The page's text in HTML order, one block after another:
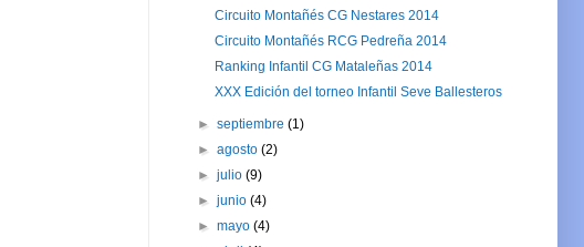
Circuito Montañés CG Nestares 2014
Circuito Montañés RCG Pedreña 2014
Ranking Infantil CG Mataleñas 2014
XXX Edición del torneo Infantil Seve Ballesteros
►septiembre(1)
►agosto(2)
►julio(9)
►junio(4)
►mayo(4)